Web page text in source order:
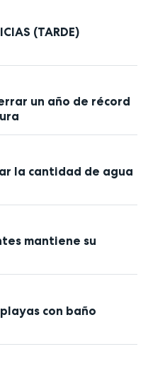
(TARDE)
un año de récord
la cantidad de agua
mantiene su
con baño